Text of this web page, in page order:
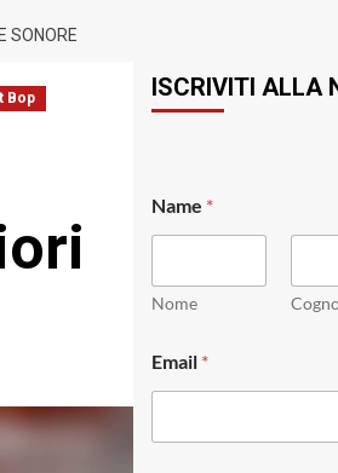
SONORE
Bop
ISCRIVITI ALLA
m
a
l
E
i
l
Name *
Nome
Email *